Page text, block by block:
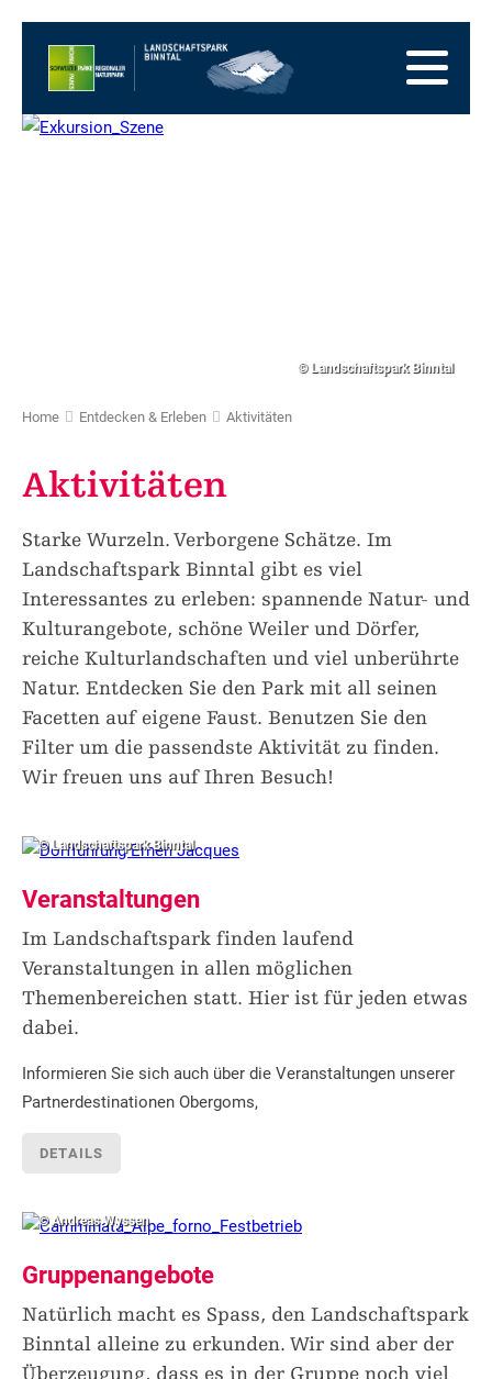
Startseite
Hauptnavigation
Fussbereich
Zur
© Landschaftspark Binntal
Home Entdecken & Erleben Aktivitäten
Aktivitäten
Starke Wurzeln. Verborgene Schätze. Im
Landschaftspark Binntal gibt es viel
Interessantes zu erleben: spannende Natur- und
Kulturangebote, schöne Weiler und Dörfer,
reiche Kulturlandschaften und viel unberührte
Natur. Entdecken Sie den Park mit all seinen
Facetten auf eigene Faust. Benutzen Sie den
Filter um die passendste Aktivität zu finden.
Wir freuen uns auf Ihren Besuch!
© Landschaftspark Binntal
Veranstaltungen
Im Landschaftspark finden laufend
Veranstaltungen in allen möglichen
Themenbereichen statt. Hier ist für jeden etwas
dabei.
Informieren Sie sich auch über die Veranstaltungen unserer
Partnerdestinationen Obergoms,
DETAILS
© Andreas Wyssen
Gruppenangebote
Natürlich macht es Spass, den Landschaftspark
Binntal alleine zu erkunden. Wir sind aber der
Überzeugung, dass es in der Gruppe noch viel